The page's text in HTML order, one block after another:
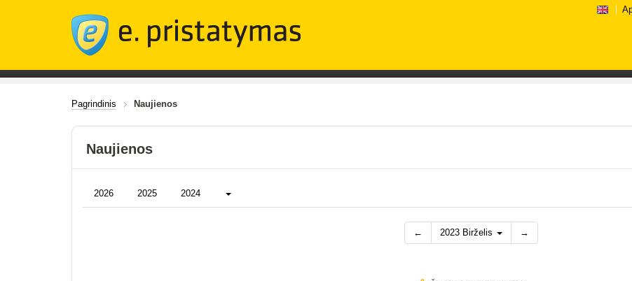
Pagrindinis Naujienos
Naujienos
2026 2025 2024 Daugiau...
← 2023 Birželis →